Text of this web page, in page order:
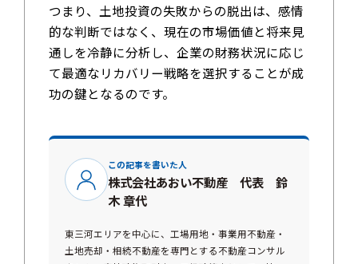
つまり、土地投資の失敗からの脱出は、感情
的な判断ではなく、現在の市場価値と将来見
通しを冷静に分析し、企業の財務状況に応じ
て最適なリカバリー戦略を選択することが成
功の鍵となるのです。
この記事を書いた人
株式会社あおい不動産 代表 鈴
木 章代
東三河エリアを中心に、工場用地・事業用不動産・
土地売却・相続不動産を専門とする不動産コンサル